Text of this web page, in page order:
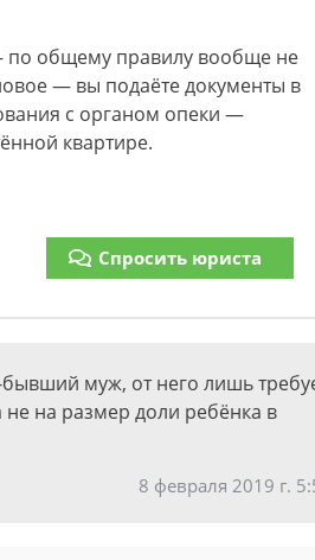
по общему правилу вообще не
— вы подаёте документы в
с органом опеки —
квартире.
Спросить юриста
бывший муж, от него лишь
не на размер доли ребёнка в
8 февраля 2019 г.